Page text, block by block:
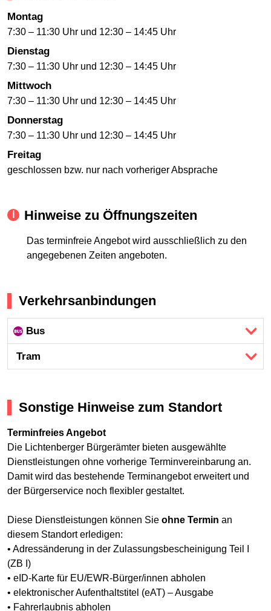
Montag
7:30 – 11:30 Uhr und 12:30 – 14:45 Uhr
Dienstag
7:30 – 11:30 Uhr und 12:30 – 14:45 Uhr
Mittwoch
7:30 – 11:30 Uhr und 12:30 – 14:45 Uhr
Donnerstag
7:30 – 11:30 Uhr und 12:30 – 14:45 Uhr
Freitag
geschlossen bzw. nur nach vorheriger Absprache
Hinweise zu Öffnungszeiten
Das terminfreie Angebot wird ausschließlich zu den
angegebenen Zeiten angeboten.
Verkehrsanbindungen
Bus
Tram
Sonstige Hinweise zum Standort
Terminfreies Angebot
Die Lichtenberger Bürgerämter bieten ausgewählte
Dienstleistungen ohne vorherige Terminvereinbarung an.
Damit wird das bestehende Terminangebot erweitert und
der Bürgerservice noch flexibler gestaltet.
Diese Dienstleistungen können Sie ohne Termin an
diesem Standort erledigen:
• Adressänderung in der Zulassungsbescheinigung Teil I
(ZB I)
• eID-Karte für EU/EWR-Bürger/innen abholen
• elektronischer Aufenthaltstitel (eAT) – Ausgabe
• Fahrerlaubnis abholen